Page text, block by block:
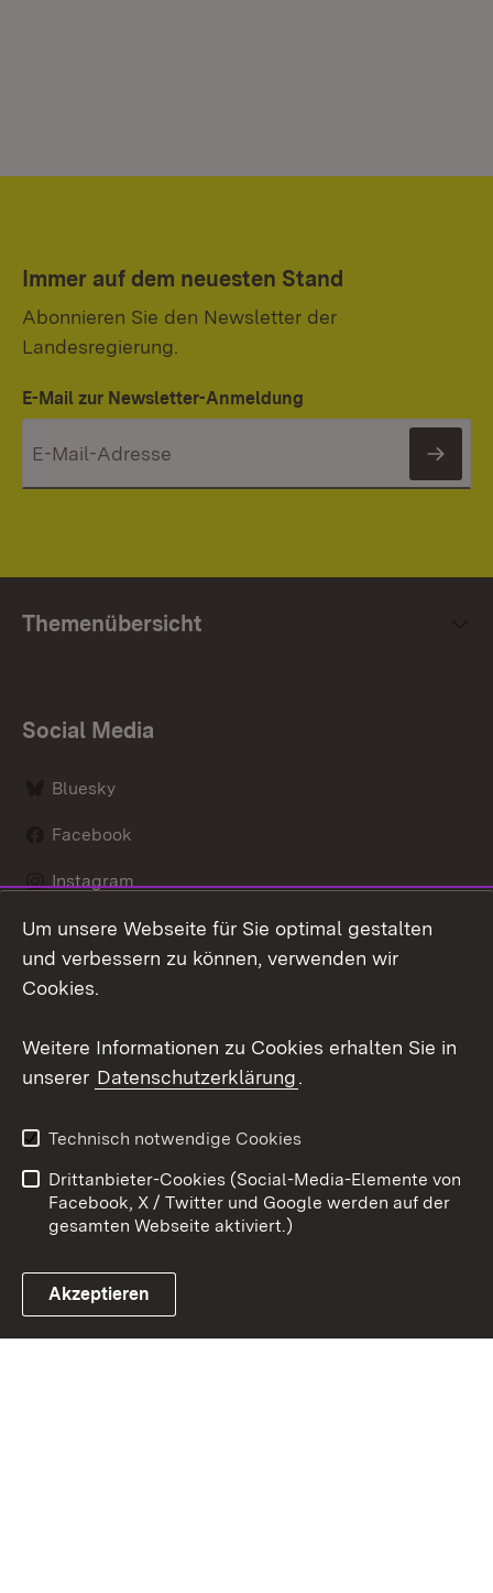
Immer auf dem neuesten Stand
Abonnieren Sie den Newsletter der
Landesregierung.
E-Mail zur Newsletter-Anmeldung
Themenübersicht
Social Media
Bluesky
Facebook
Instagram
LinkedIn
Link zum Landesportal
Datenschutz
Barrierefreiheit
Impressum
Cookies
Um unsere Webseite für Sie optimal gestalten
und verbessern zu können, verwenden wir
Cookies.
Weitere Informationen zu Cookies erhalten Sie in
unserer Datenschutzerklärung.
Technisch notwendige Cookies
Drittanbieter-Cookies (Social-Media-Elemente von
Facebook, X / Twitter und Google werden auf der
gesamten Webseite aktiviert.)
Akzeptieren